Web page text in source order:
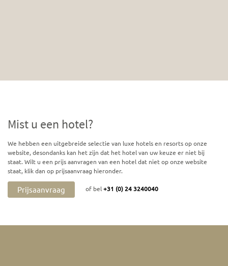
Mist u een hotel?
We hebben een uitgebreide selectie van luxe hotels en resorts op onze
website, desondanks kan het zijn dat het hotel van uw keuze er niet bij
staat. Wilt u een prijs aanvragen van een hotel dat niet op onze website
staat, klik dan op prijsaanvraag hieronder.
Prijsaanvraag of bel+31 (0) 24 3240040